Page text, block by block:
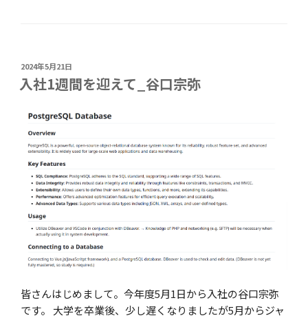
投
稿
日:
2024年5月21日
入社1週間を迎えて_谷口宗弥
皆さんはじめまして。今年度5月1日から入社の谷口宗弥
です。 大学を卒業後、少し遅くなりましたが5月からジャ